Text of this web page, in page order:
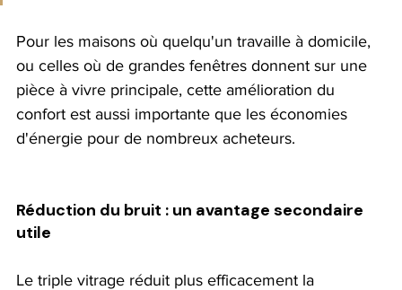
Pour les maisons où quelqu'un travaille à domicile,
ou celles où de grandes fenêtres donnent sur une
pièce à vivre principale, cette amélioration du
confort est aussi importante que les économies
d'énergie pour de nombreux acheteurs.
Réduction du bruit : un avantage secondaire
utile
Le triple vitrage réduit plus efficacement la